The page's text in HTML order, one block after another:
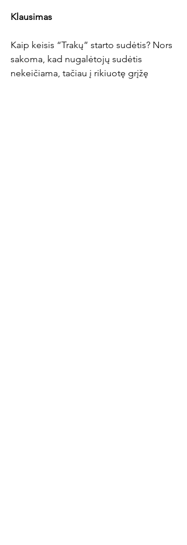
Klausimas
Kaip keisis “Trakų” starto sudėtis? Nors
sakoma, kad nugalėtojų sudėtis
nekeičiama, tačiau į rikiuotę grįžę